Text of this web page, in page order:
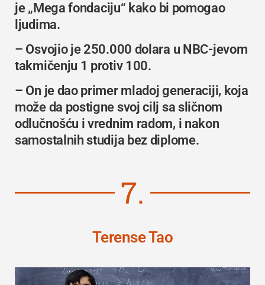
je „Mega fondaciju“ kako bi pomogao
ljudima.
– Osvojio je 250.000 dolara u NBC-jevom
takmičenju 1 protiv 100.
– On je dao primer mladoj generaciji, koja
može da postigne svoj cilj sa sličnom
odlučnošću i vrednim radom, i nakon
samostalnih studija bez diplome.
7.
Terense Tao